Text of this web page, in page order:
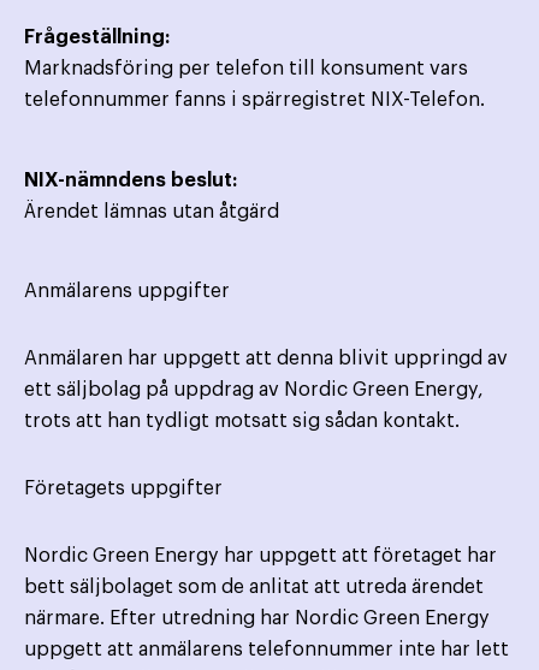
Frågeställning:
Marknadsföring per telefon till konsument vars
telefonnummer fanns i spärregistret NIX-Telefon.
NIX-nämndens beslut:
Ärendet lämnas utan åtgärd
Anmälarens uppgifter
Anmälaren har uppgett att denna blivit uppringd av
ett säljbolag på uppdrag av Nordic Green Energy,
trots att han tydligt motsatt sig sådan kontakt.
Företagets uppgifter
Nordic Green Energy har uppgett att företaget har
bett säljbolaget som de anlitat att utreda ärendet
närmare. Efter utredning har Nordic Green Energy
uppgett att anmälarens telefonnummer inte har lett